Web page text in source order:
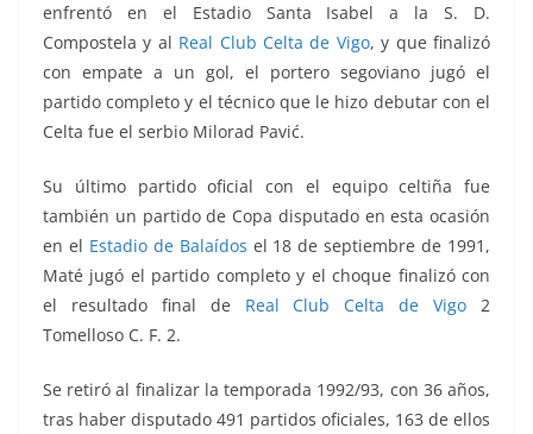
enfrentó en el Estadio Santa Isabel a la S. D.
Compostela y al Real Club Celta de Vigo, y que finalizó
con empate a un gol, el portero segoviano jugó el
partido completo y el técnico que le hizo debutar con el
Celta fue el serbio Milorad Pavić.
Su último partido oficial con el equipo celtiña fue
también un partido de Copa disputado en esta ocasión
en el Estadio de Balaídos el 18 de septiembre de 1991,
Maté jugó el partido completo y el choque finalizó con
el resultado final de Real Club Celta de Vigo2
Tomelloso C. F. 2.
Se retiró al finalizar la temporada 1992/93, con 36 años,
tras haber disputado 491 partidos oficiales, 163 de ellos